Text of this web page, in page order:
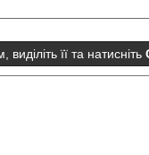
її та натисніть